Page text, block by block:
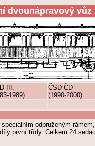
dvounápravový vůz
III.
1989)
ČSD-ČD
(1990-2000)
—
odpruženým
první třídy. Celkem 24